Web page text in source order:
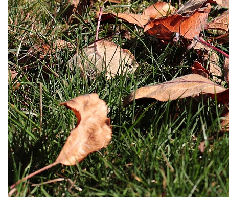
Mulčovače
Křovinořezy a vyžínače
Benzínové křovinořezy a vyžínače
Aku křovinořezy a vyžínače
Motorové pily
Benzínové pily
Aku pily
Elektrické pily
Jednoruční pily